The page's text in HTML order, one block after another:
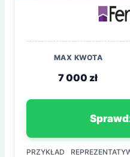
MAX KWOTA
7 000 zł
PRZYKŁAD